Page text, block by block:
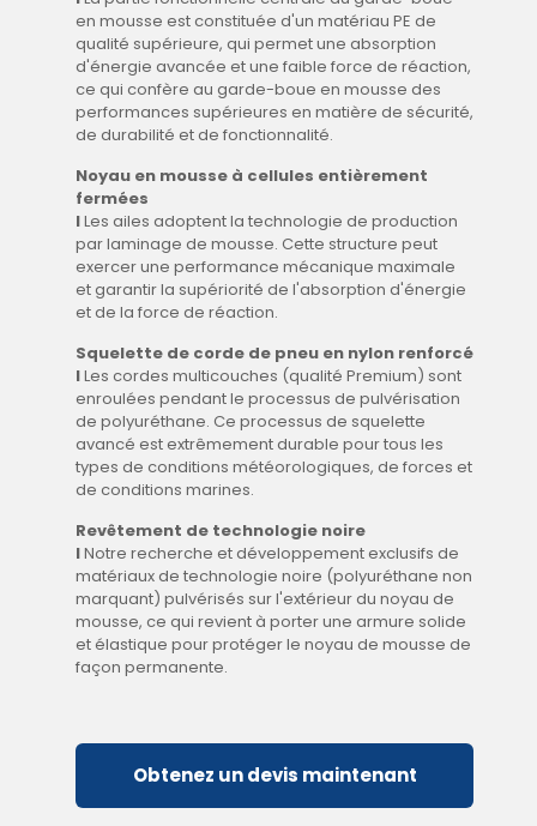
en mousse est constituée d'un matériau PE de
qualité supérieure, qui permet une absorption
d'énergie avancée et une faible force de réaction,
ce qui confère au garde-boue en mousse des
performances supérieures en matière de sécurité,
de durabilité et de fonctionnalité.
Noyau en mousse à cellules entièrement
fermées
ILes ailes adoptent la technologie de production
par laminage de mousse. Cette structure peut
exercer une performance mécanique maximale
et garantir la supériorité de l'absorption d'énergie
et de la force de réaction.
Squelette de corde de pneu en nylon renforcé
ILes cordes multicouches (qualité Premium) sont
enroulées pendant le processus de pulvérisation
de polyuréthane. Ce processus de squelette
avancé est extrêmement durable pour tous les
types de conditions météorologiques, de forces et
de conditions marines.
Revêtement de technologie noire
INotre recherche et développement exclusifs de
matériaux de technologie noire (polyuréthane non
marquant) pulvérisés sur l'extérieur du noyau de
mousse, ce qui revient à porter une armure solide
et élastique pour protéger le noyau de mousse de
façon permanente.
Obtenez un devis maintenant